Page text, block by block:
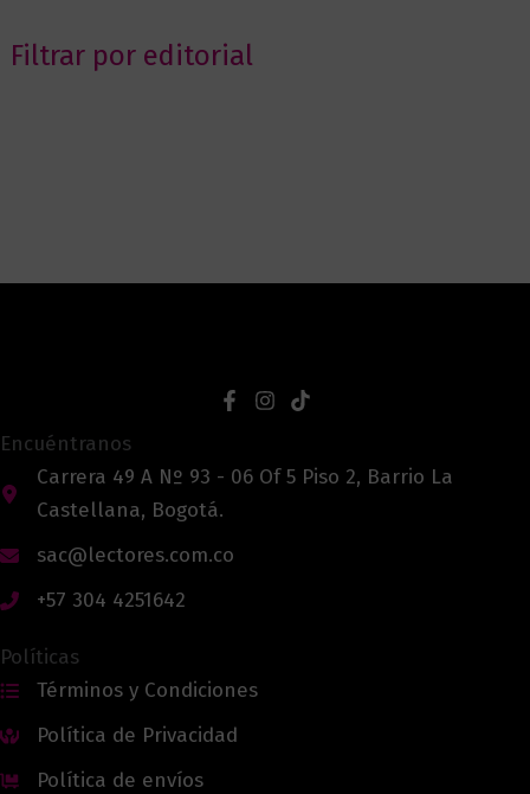
Filtrar por editorial
Encuéntranos
Carrera 49 A Nº 93 - 06 Of 5 Piso 2, Barrio La
Castellana, Bogotá.
sac@lectores.com.co
+57 304 4251642
Políticas
Términos y Condiciones
Política de Privacidad
Política de envíos